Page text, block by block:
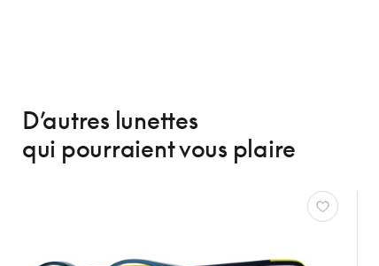
D’autres lunettes
qui pourraient vous plaire